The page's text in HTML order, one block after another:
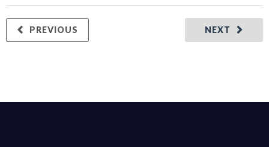
NEXT
PREVIOUS